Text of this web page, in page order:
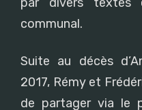
communal.
Suite au décès
2017, Rémy et
de partager via le